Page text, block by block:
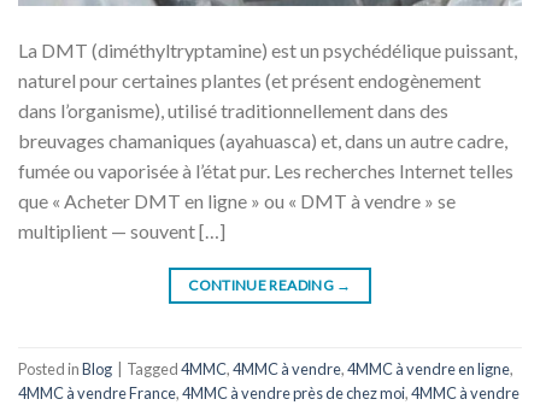
La DMT (diméthyltryptamine) est un psychédélique puissant,
naturel pour certaines plantes (et présent endogènement
dans l’organisme), utilisé traditionnellement dans des
breuvages chamaniques (ayahuasca) et, dans un autre cadre,
fumée ou vaporisée à l’état pur. Les recherches Internet telles
que « Acheter DMT en ligne » ou « DMT à vendre » se
multiplient — souvent […]
CONTINUE READING →
Posted inBlog Tagged4MMC,4MMC à vendre,4MMC à vendre en ligne,
4MMC à vendre France,4MMC à vendre près de chez moi,4MMC à vendre